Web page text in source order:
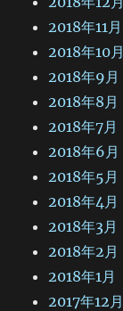
2018年11月
2018年10月
2018年9月
2018年8月
2018年7月
2018年6月
2018年5月
2018年4月
2018年3月
2018年2月
2018年1月
2017年12月